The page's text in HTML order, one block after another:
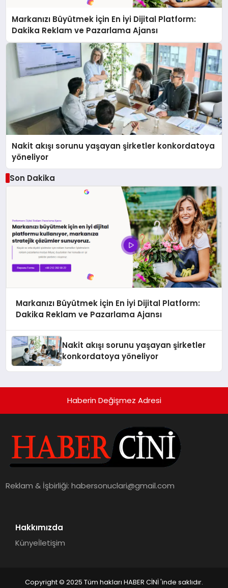
Markanızı Büyütmek İçin En İyi Dijital Platform:
Dakika Reklam ve Pazarlama Ajansı
Nakit akışı sorunu yaşayan şirketler konkordatoya
yöneliyor
Son Dakika
Markanızı Büyütmek İçin En İyi Dijital Platform:
Dakika Reklam ve Pazarlama Ajansı
Nakit akışı sorunu yaşayan şirketler
konkordatoya yöneliyor
Haberin Değişmez Adresi
Reklam & İşbirliği:habersonuclari@gmail.com
Hakkımızda
Künyeİletişim
Copyright © 2025 Tüm hakları HABER CİNİ 'inde saklıdır.